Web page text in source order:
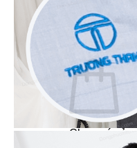
Bảng giá
Dự Án – Khách
Giỏ hàng /0₫ 0
Chưa có sản